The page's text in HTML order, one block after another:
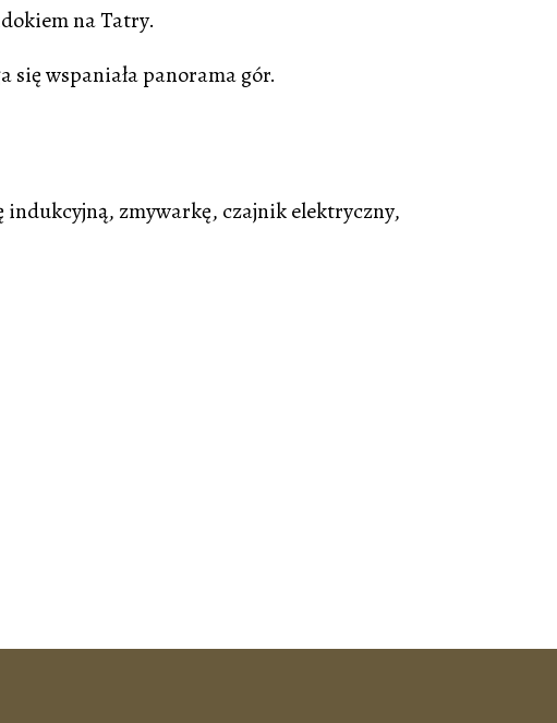
na Tatry.
się wspaniała panorama gór.
zmywarkę, czajnik elektryczny,